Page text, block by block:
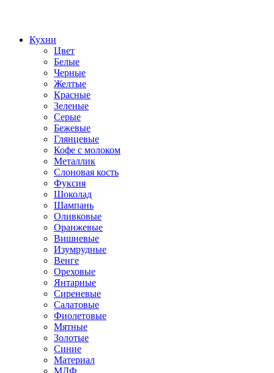
Кухни
Цвет
Белые
Черные
Желтые
Красные
Зеленые
Серые
Бежевые
Глянцевые
Кофе с молоком
Металлик
Слоновая кость
Фуксия
Шоколад
Шампань
Оливковые
Оранжевые
Вишневые
Изумрудные
Венге
Ореховые
Янтарные
Сиреневые
Салатовые
Фиолетовые
Мятные
Золотые
Синие
Материал
МДФ